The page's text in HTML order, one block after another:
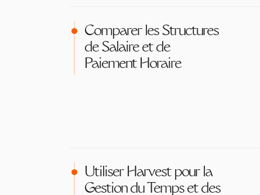
Comparer les Structures
de Salaire et de
Paiement Horaire
Utiliser Harvest pour la
Gestion du Temps et des